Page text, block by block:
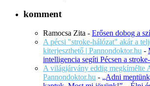
komment
Ramocsa Zita - Erősen dobog a
A pécsi "stroke-hálózat" akár a
kiterjeszthető | Pannondoktor.hu -
intelligencia segíti Pécsen a
A világjárvány eddig megkímélte
Pannondoktor.hu - „Adni